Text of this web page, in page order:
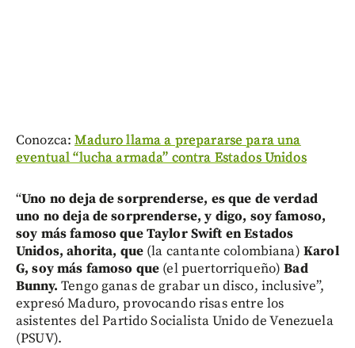
Conozca:Maduro llama a prepararse para una
eventual “lucha armada” contra Estados Unidos
“Uno no deja de sorprenderse, es que de verdad
uno no deja de sorprenderse, y digo, soy famoso,
soy más famoso que Taylor Swift en Estados
Unidos, ahorita, que (la cantante colombiana) Karol
G, soy más famoso que (el puertorriqueño)Bad
Bunny.Tengo ganas de grabar un disco, inclusive”,
expresó Maduro, provocando risas entre los
asistentes del Partido Socialista Unido de Venezuela
(PSUV).